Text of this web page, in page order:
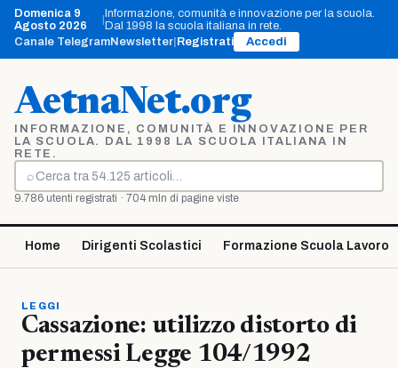
Vai
contenuto
Domenica 9
Agosto 2026
|Informazione, comunità e innovazione per la scuola.
Dal 1998 la scuola italiana in rete.
Canale TelegramNewsletter Registrati Accedi
AetnaNet.org
INFORMAZIONE, COMUNITÀ E INNOVAZIONE PER
LA SCUOLA. DAL 1998 LA SCUOLA ITALIANA IN
RETE.
⌕
Cerca
9.786 utenti registrati · 704 mln di pagine viste
Home Dirigenti Scolastici Formazione Scuola Lavoro
LEGGI
Cassazione: utilizzo distorto di
permessi Legge 104/1992